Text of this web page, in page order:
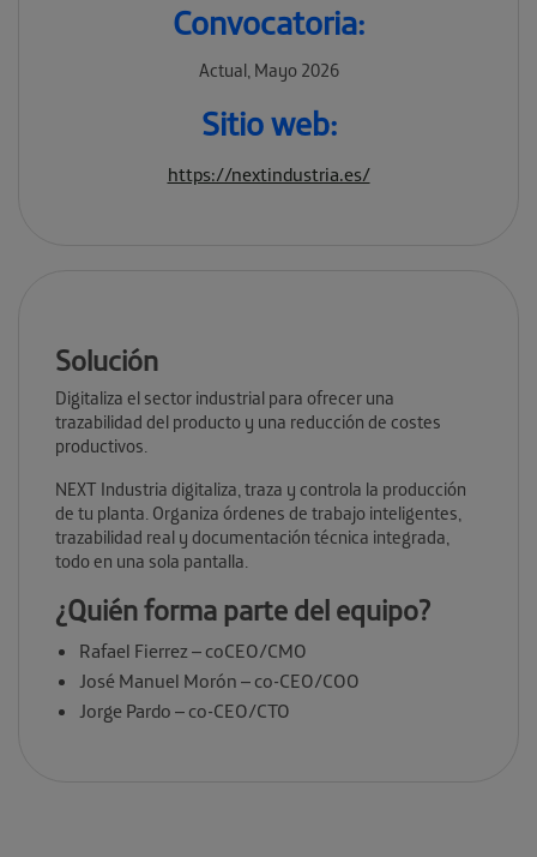
Convocatoria:
Actual, Mayo 2026
Sitio web:
https://nextindustria.es/
Solución
Digitaliza el sector industrial para ofrecer una
trazabilidad del producto y una reducción de costes
productivos.
NEXT Industria digitaliza, traza y controla la producción
de tu planta. Organiza órdenes de trabajo inteligentes,
trazabilidad real y documentación técnica integrada,
todo en una sola pantalla.
¿Quién forma parte del equipo?
Rafael Fierrez – coCEO/CMO
José Manuel Morón – co-CEO/COO
Jorge Pardo – co-CEO/CTO